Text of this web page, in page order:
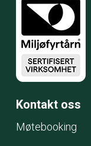
Kontakt oss
Møtebooking